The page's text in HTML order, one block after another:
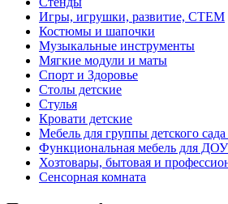
Игры, игрушки, развитие, СТЕМ
Костюмы и шапочки
Музыкальные инструменты
Мягкие модули и маты
Спорт и Здоровье
Столы детские
Стулья
Кровати детские
Мебель для группы детского
Функциональная мебель для
Хозтовары, бытовая и
Сенсорная комната